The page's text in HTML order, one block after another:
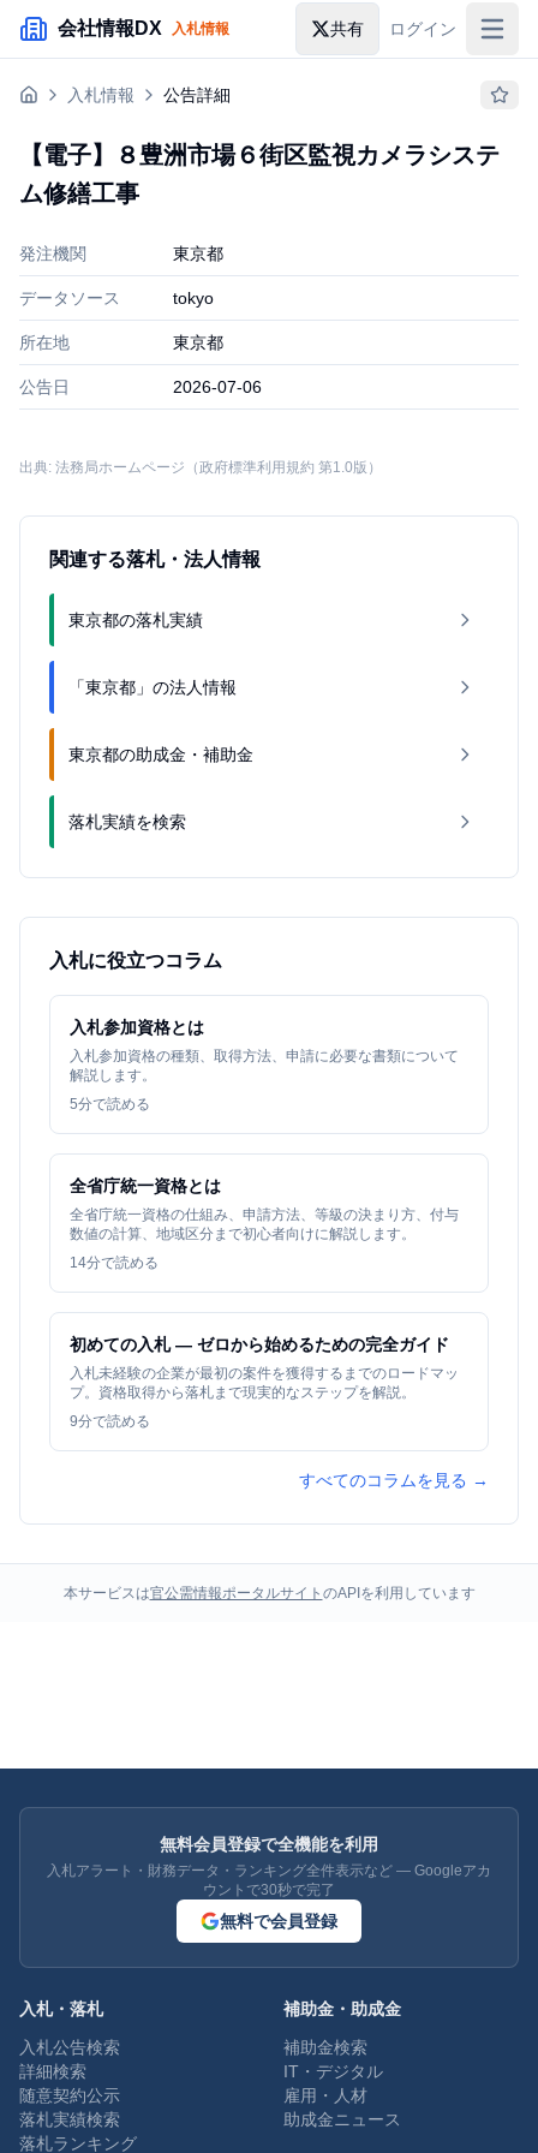
メインコンテンツにスキップ
会社情報DX 入札情報 共有 ログイン
入札情報
助成金・補助金
入札情報 公告詳細
【電子】８豊洲市場６街区監視カメラシステ
ム修繕工事
発注機関 東京都
データソース tokyo
所在地 東京都
公告日 2026-07-06
出典: 法務局ホームページ（政府標準利用規約 第1.0版）
関連する落札・法人情報
東京都の落札実績
「東京都」の法人情報
東京都の助成金・補助金
落札実績を検索
入札に役立つコラム
入札参加資格とは
入札参加資格の種類、取得方法、申請に必要な書類について
解説します。
5分で読める
全省庁統一資格とは
全省庁統一資格の仕組み、申請方法、等級の決まり方、付与
数値の計算、地域区分まで初心者向けに解説します。
14分で読める
初めての入札 — ゼロから始めるための完全ガイド
入札未経験の企業が最初の案件を獲得するまでのロードマッ
プ。資格取得から落札まで現実的なステップを解説。
9分で読める
すべてのコラムを見る →
本サービスは官公需情報ポータルサイト のAPIを利用しています
無料会員登録で全機能を利用
入札アラート・財務データ・ランキング全件表示など — Googleアカ
ウントで30秒で完了
無料で会員登録
入札・落札
入札公告検索
詳細検索
随意契約公示
落札実績検索
落札ランキング
補助金・助成金
補助金検索
IT・デジタル
雇用・人材
助成金ニュース